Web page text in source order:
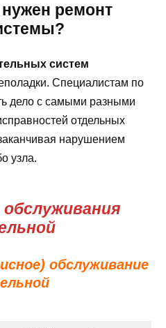
ремонт
систем
Специалистам по
дело с самыми разными
отдельных
нарушением
узла.
обслуживание